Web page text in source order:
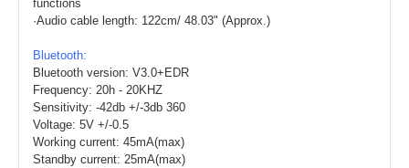
functions
·Audio cable length: 122cm/ 48.03" (Approx.)
Bluetooth:
Bluetooth version: V3.0+EDR
Frequency: 20h - 20KHZ
Sensitivity: -42db +/-3db 360
Voltage: 5V +/-0.5
Working current: 45mA(max)
Standby current: 25mA(max)